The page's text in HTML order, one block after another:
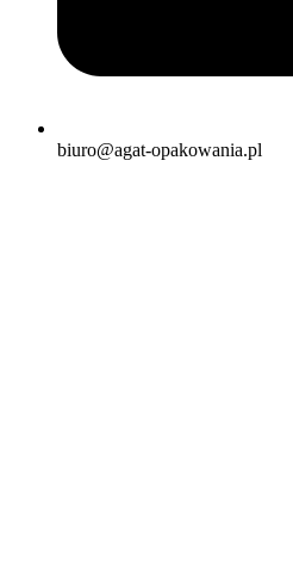
biuro@agat-opakowania.pl